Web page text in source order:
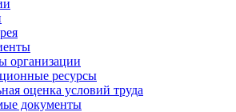
организации
ресурсы
оценка условий труда
документы